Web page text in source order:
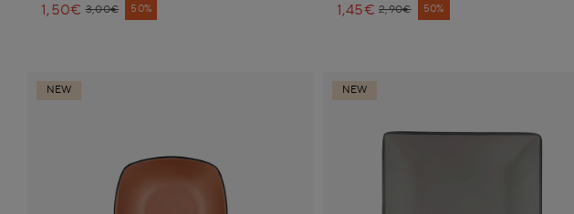
Price reduced from
3,00€
to 50%
1,50€ Price reduced from
2,90€
to 50%
1,45€
NEW NEW